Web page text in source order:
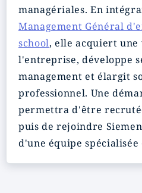
managériales. En
Management Général
school, elle acquiert une
l'entreprise, développe
management et élargit
professionnel. Une
permettra d'être
puis de rejoindre
d'une équipe spécialisée